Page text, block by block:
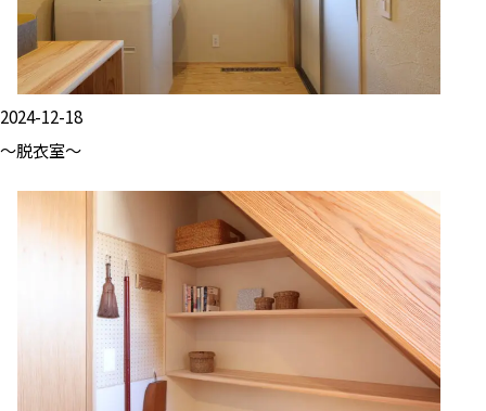
2024-12-18
～脱衣室～